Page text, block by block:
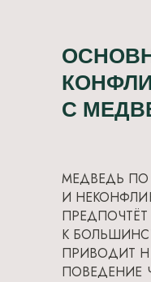
С
МЕДВЕДЬ
И
ПРЕДПОЧТЁТ
К
ПРИВОДИТ
ПОВЕДЕНИЕ